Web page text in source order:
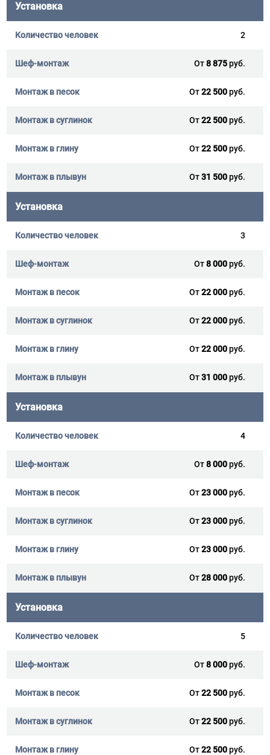
Установка
2
От8 875руб.
От22 500руб.
От22 500руб.
От22 500руб.
От31 500руб.
Установка
3
От8 000руб.
От22 000руб.
От22 000руб.
От22 000руб.
От31 000руб.
Установка
4
От8 000руб.
От23 000руб.
От23 000руб.
От23 000руб.
От28 000руб.
Установка
5
От8 000руб.
От22 500руб.
От22 500руб.
От22 500руб.